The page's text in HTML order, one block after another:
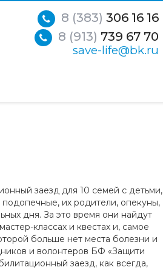
8 (383) 306 16 16
8 (913) 739 67 70
save-life@bk.ru
заезд для 10 семей с детьми,
их родители, опекуны,
дня. За это время они найдут
классах и квестах и, самое
больше нет места болезни и
и волонтеров БФ «Защити
заезд, как всегда,